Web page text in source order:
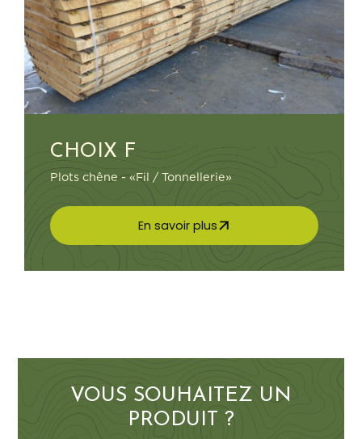
CHOIX F
Plots chêne - «Fil / Tonnellerie»
En savoir plus
VOUS SOUHAITEZ UN
PRODUIT ?